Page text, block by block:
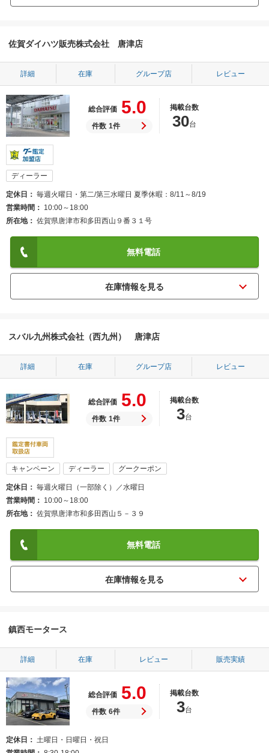
佐賀ダイハツ販売株式会社 唐津店
詳細 在庫 グループ店 レビュー
総合評価 5.0
件数 1件
掲載台数
30台
ディーラー
定休日
毎週火曜日・第二/第三水曜日 夏季休暇：8/11～8/19
営業時間
10:00～18:00
所在地
佐賀県唐津市和多田西山９番３１号
無料電話
スバル九州株式会社（西九州） 唐津店
詳細 在庫 グループ店 レビュー
総合評価 5.0
件数 1件
掲載台数
3台
キャンペーン ディーラー グークーポン
定休日
毎週火曜日（一部除く）／水曜日
営業時間
10:00～18:00
所在地
佐賀県唐津市和多田西山５－３９
無料電話
鎮西モータース
詳細 在庫 レビュー 販売実績
総合評価 5.0
件数 6件
掲載台数
3台
定休日
土曜日・日曜日・祝日